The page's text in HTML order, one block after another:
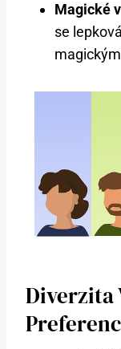
Magické
se
Diverzita